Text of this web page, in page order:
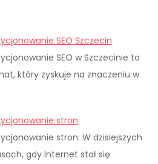
SEO Szczecin
SEO w Szczecinie to
który zyskuje na znaczeniu w
stron
stron: W dzisiejszych
gdy Internet stał się